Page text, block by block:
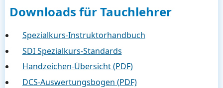
Downloads für Tauchlehrer
Spezialkurs-Instruktorhandbuch
SDI Spezialkurs-Standards
Handzeichen-Übersicht (PDF)
DCS-Auswertungsbogen (PDF)